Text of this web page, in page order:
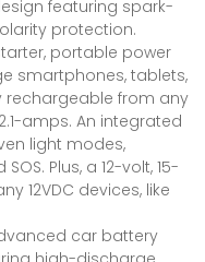
featuring spark-
protection.
portable power
smartphones, tablets,
rechargeable from any
amps. An integrated
light modes,
Plus, a 12-volt, 15-
12VDC devices, like
car battery